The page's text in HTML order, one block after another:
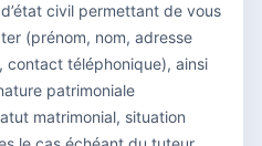
civil permettant de vous
(prénom, nom, adresse
contact téléphonique), ainsi
patrimoniale
matrimonial, situation